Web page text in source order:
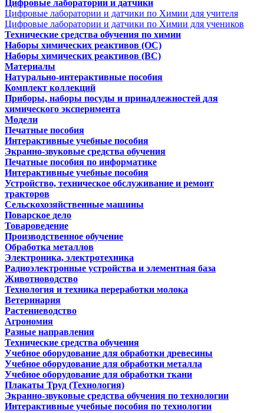
Цифровые лаборатории и датчики
Цифровые лаборатории и датчики по Химии для учителя
Цифровые лаборатории и датчики по Химии для учеников
Технические средства обучения по химии
Наборы химических реактивов (ОС)
Наборы химических реактивов (ВС)
Материалы
Натурально-интерактивные пособия
Комплект коллекций
Приборы, наборы посуды и принадлежностей для
химического эксперимента
Модели
Печатные пособия
Интерактивные учебные пособия
Экранно-звуковые средства обучения
Печатные пособия по информатике
Интерактивные учебные пособия
Устройство, техническое обслуживание и ремонт
тракторов
Сельскохозяйственные машины
Поварское дело
Товароведение
Производственное обучение
Обработка металлов
Электроника, электротехника
Радиоэлектронные устройства и элементная база
Животноводство
Технология и техника переработки молока
Ветеринария
Растениеводство
Агрономия
Разные направления
Технические средства обучения
Учебное оборудование для обработки древесины
Учебное оборудование для обработки металла
Учебное оборудование для обработки ткани
Плакаты Труд (Технология)
Экранно-звуковые средства обучения по технологии
Интерактивные учебные пособия по технологии